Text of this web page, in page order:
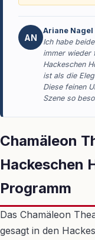
AN
Ariane Nagel
Ich habe
immer wieder
Hackeschen
ist als die
Diese feinen
Szene so
Chamäleon
Hackeschen
Programm
Das Chamäleon
gesagt in den